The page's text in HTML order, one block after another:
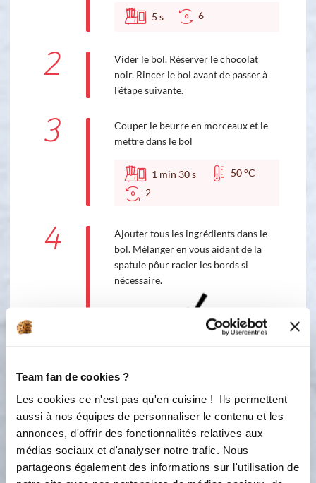
Team fan de cookies ?
Les cookies ce n'est pas qu'en cuisine ! Ils permettent
aussi à nos équipes de personnaliser le contenu et les
annonces, d'offrir des fonctionnalités relatives aux
médias sociaux et d'analyser notre trafic. Nous
partageons également des informations sur l'utilisation de
5 s 6
2
Vider le bol. Réserver le chocolat
noir. Rincer le bol avant de passer à
l'étape suivante.
3
Couper le beurre en morceaux et le
mettre dans le bol
1 min 30s
50 °C
2
4
Ajouter tous les ingrédients dans le
bol. Mélanger en vous aidant de la
spatule pôur racler les bords si
nécessaire.
5
Ajouter les copeaux de chocolat noir
réservé. Mélanger
20s 3